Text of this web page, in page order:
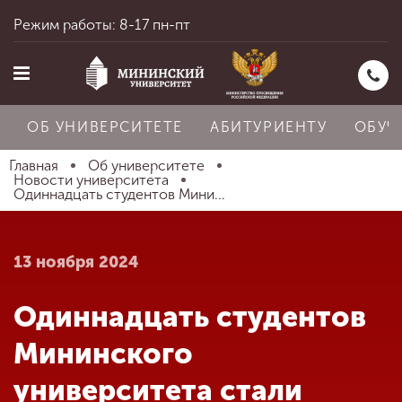
Главная
Абитуриенту
Режим работы: 8-17 пн-пт
ОБ УНИВЕРСИТЕТЕ АБИТУРИЕНТУ
Главная
Об университете
Новости университета
Одиннадцать студентов Мини...
13 ноября 2024
Одиннадцать студентов
Мининского
университета стали